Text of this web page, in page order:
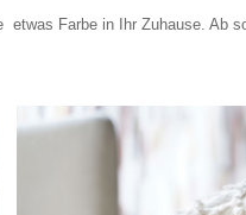
Farbe in Ihr Zuhause. Ab